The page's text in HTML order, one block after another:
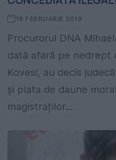
19 FEBRUARIE 2019
Procurorul DNA
dată afară pe nedrept
Kovesi, au decis
și plata de daune
magistraților...